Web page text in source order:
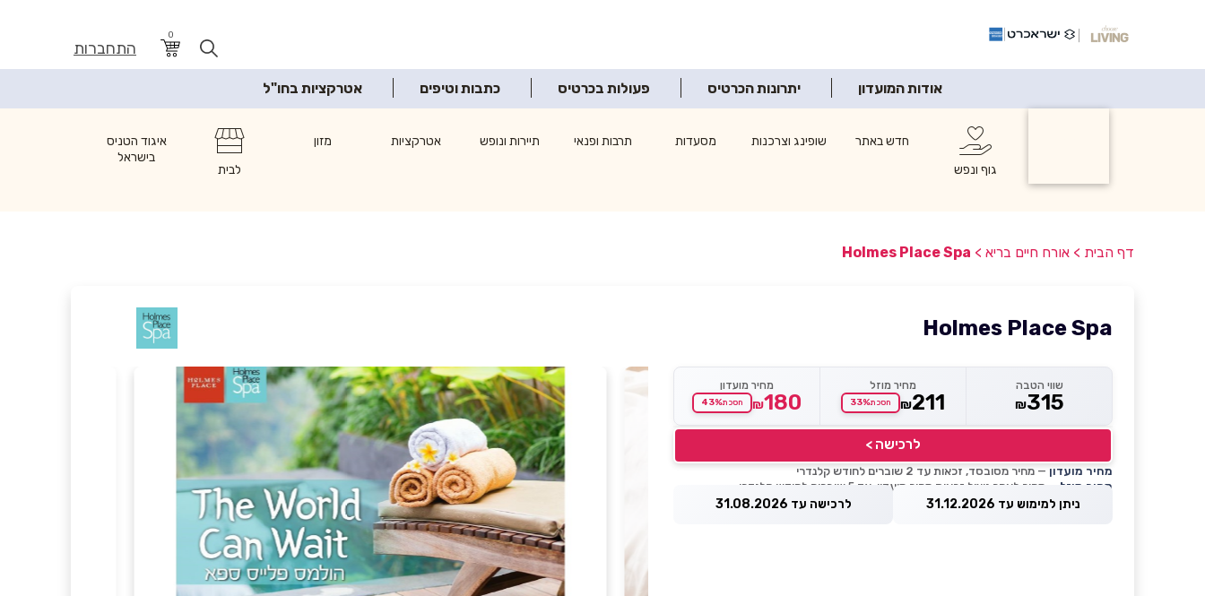
0
התחברות
אודות המועדון יתרונות הכרטיס פעולות בכרטיס כתבות וטיפים אטרקציות בחו"ל
גוף ונפש
חדש באתר שופינג וצרכנות מסעדות תרבות ופנאי תיירות ונופש אטרקציות
מזון
לבית
איגוד הטניס
בישראל
דף הבית > אורח חיים בריא >
Holmes Place Spa
Holmes Place Spa
שווי הטבה
₪315
מחיר מוזל
₪211 חסכת33%
מחיר מועדון
₪180 חסכת43%
לרכישה >
מחיר מועדון — מחיר מסובסד, זכאות עד 2 שוברים לחודש קלנדרי
מחיר מוזל — מחיר לאחר ניצול זכאות מחיר מועדון, עד 5 שוברים לחודש קלנדרי
ניתן למימוש עד 31.12.2026 לרכישה עד 31.08.2026